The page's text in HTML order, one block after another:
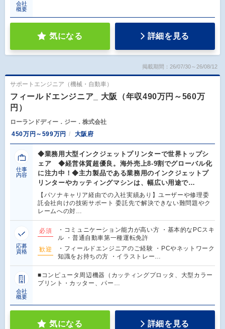
会社
概要
気になる 詳細を見る
掲載期間：26/07/30～26/08/12
サポートエンジニア（機械・自動車）
フィールドエンジニア_ 大阪（年収490万円～560万
円）
ローランドディー．ジー．株式会社
450万円～599万円
大阪府
仕事
内容
◆業務用大型インクジェットプリンターで世界トップシ
ェア ◆経営体質超優良。海外売上8-9割でグローバル化
に注力中！◆主力製品である業務用のインクジェットプ
リンターやカッティングマシンは、幅広い用途で…
【パソナキャリア経由での入社実績あり】ユーザーや修理委
託会社向けの技術サポート 委託先で解決できない難問題やク
レームへの対…
応募
資格
必須
・コミュニケーション能力が高い方 ・基本的なPCスキ
ル ・普通自動車第一種運転免許
歓迎
・フィールドエンジニアのご経験 ・PCやネットワーク
知識をお持ちの方 ・イラストレー…
会社
概要
■コンピュータ周辺機器（カッティングプロッタ、大型カラー
プリント・カッター、パー…
気になる 詳細を見る